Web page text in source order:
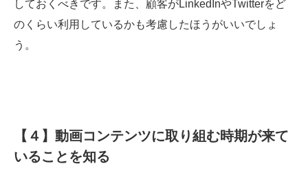
しておくべきです。また、顧客がLinkedInやTwitterをど
のくらい利用しているかも考慮したほうがいいでしょ
う。
【４】動画コンテンツに取り組む時期が来て
いることを知る